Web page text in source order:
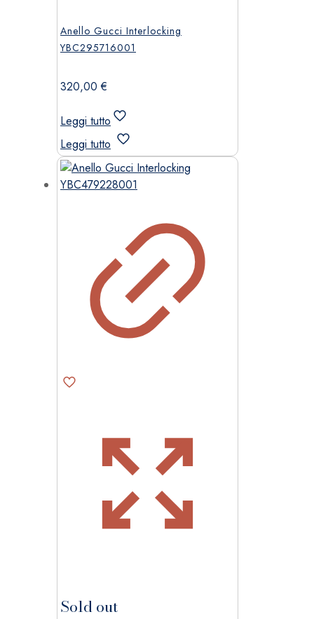
Anello Gucci Interlocking
YBC295716001
320,00€
Leggi tutto
Leggi tutto
Sold out